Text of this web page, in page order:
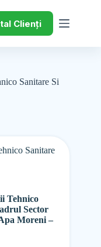
Clienți
Sanitare Si
Sanitare
Tehnico
Sector
Moreni –